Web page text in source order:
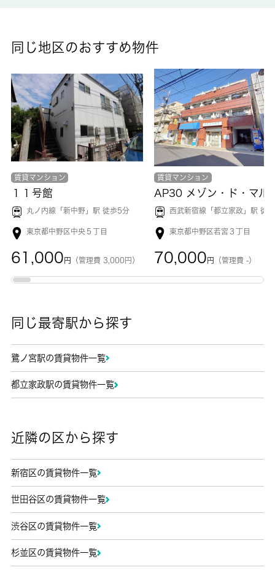
同じ地区のおすすめ物件
賃貸マンション
１１号館
丸ノ内線「 新中野」駅 徒歩5分
東京都中野区中央５丁目
61,000 円 （管理費 3,000円）
賃貸マンション
西武新宿線「都立家政 」駅 徒歩4
東京都中野区若宮３丁目
70,000 円 （管理費 -）
同じ最寄駅から探す
鷺ノ宮駅の賃貸物件一覧
都立家政駅の賃貸物件一覧
近隣の区から探す
新宿区の賃貸物件一覧
世田谷区の賃貸物件一覧
渋谷区の賃貸物件一覧
杉並区の賃貸物件一覧